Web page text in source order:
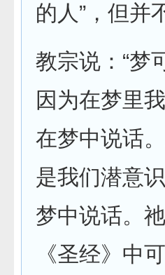
的人”，但并
教宗说：“梦
因为在梦里
在梦中说话
是我们潜意
梦中说话。
《圣经》中